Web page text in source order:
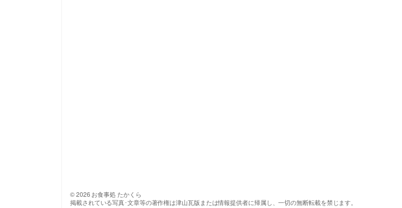
© 2026 お食事処 たかくら
掲載されている写真･文章等の著作権は津山瓦版または情報提供者に帰属し、一切の無断転載を禁じます。